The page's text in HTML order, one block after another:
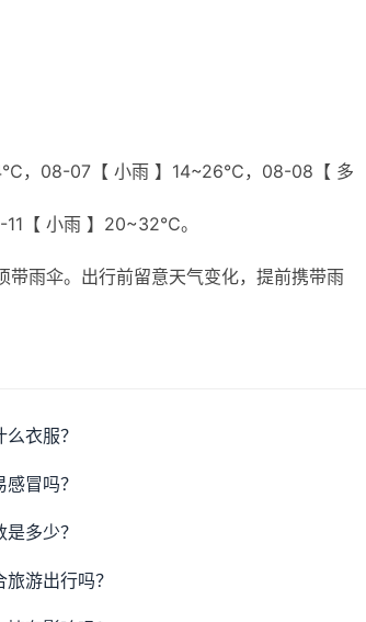
，08-07【 小雨 】14~26℃，08-08【 多
【 小雨 】20~32℃。
雨伞。出行前留意天气变化，提前携带雨
衣服？
冒吗？
多少？
游出行吗？